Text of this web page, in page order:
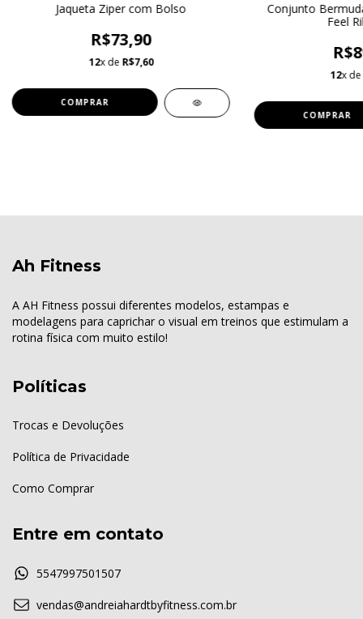
Jaqueta Ziper com Bolso
R$73,90
12x de R$7,60
COMPRAR
Conjunto
Feel
12x de
COMPRAR
Ah Fitness
A AH Fitness possui diferentes modelos, estampas e
modelagens para caprichar o visual em treinos que estimulam a
rotina física com muito estilo!
Políticas
Trocas e Devoluções
Política de Privacidade
Como Comprar
Entre em contato
5547997501507
vendas@andreiahardtbyfitness.com.br